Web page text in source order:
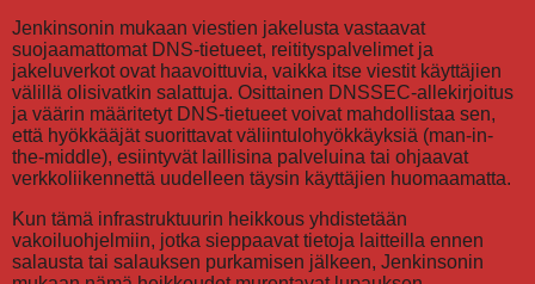
Jenkinsonin mukaan viestien jakelusta vastaavat
suojaamattomat DNS-tietueet, reitityspalvelimet ja
jakeluverkot ovat haavoittuvia, vaikka itse viestit käyttäjien
välillä olisivatkin salattuja. Osittainen DNSSEC-allekirjoitus
ja väärin määritetyt DNS-tietueet voivat mahdollistaa sen,
että hyökkääjät suorittavat väliintulohyökkäyksiä (man-in-
the-middle), esiintyvät laillisina palveluina tai ohjaavat
verkkoliikennettä uudelleen täysin käyttäjien huomaamatta.
Kun tämä infrastruktuurin heikkous yhdistetään
vakoiluohjelmiin, jotka sieppaavat tietoja laitteilla ennen
salausta tai salauksen purkamisen jälkeen, Jenkinsonin